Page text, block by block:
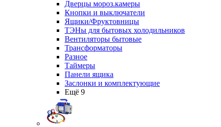
Дверцы мороз.камеры
Кнопки и выключатели
Ящики/Фруктовницы
ТЭНы для бытовых холодильников
Вентиляторы бытовые
Трансформаторы
Разное
Таймеры
Панели ящика
Заслонки и комплектующие
Ещё 9